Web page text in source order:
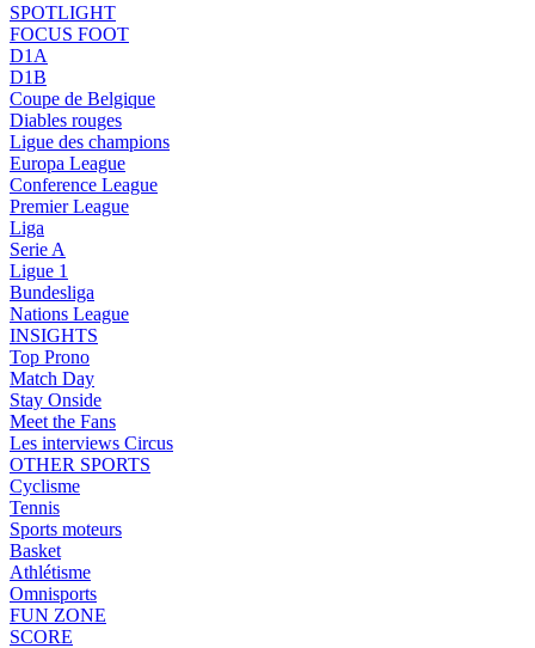
SPOTLIGHT
FOCUS FOOT
D1A
D1B
Coupe de Belgique
Diables rouges
Ligue des champions
Europa League
Conference League
Premier League
Liga
Serie A
Ligue 1
Bundesliga
Nations League
INSIGHTS
Top Prono
Match Day
Stay Onside
Meet the Fans
Les interviews Circus
OTHER SPORTS
Cyclisme
Tennis
Sports moteurs
Basket
Athlétisme
Omnisports
FUN ZONE
SCORE